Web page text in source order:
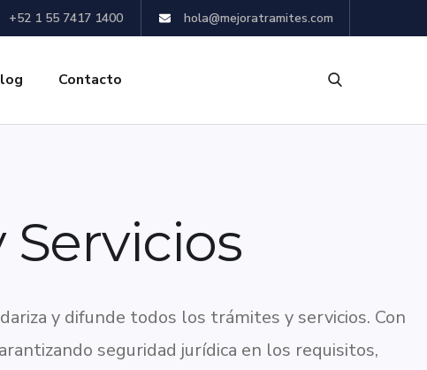
+52 1 55 7417 1400 hola@mejoratramites.com
Contacto
y difunde todos los trámites y servicios. Con
seguridad jurídica en los requisitos,